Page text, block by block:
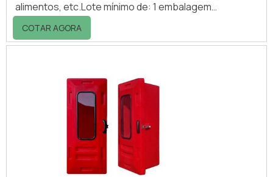
alimentos, etc.Lote mínimo de: 1 embalagem -
20kgA empresa se dedica a extração e
micronização de comprar catalisador para
grande variedade de indústrias em todo o
mundo.O Sulfato de Bário é um mineral
funcional, inerte que devido às suas
características físicas e químicas, pode
transferir ao seu produto v.
COTAR AGORA